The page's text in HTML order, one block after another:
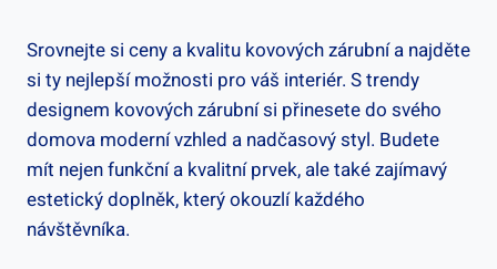
Srovnejte si ceny a kvalitu kovových zárubní a najděte
si ty nejlepší možnosti pro váš interiér. S trendy
designem kovových zárubní si přinesete do svého
domova moderní vzhled a nadčasový styl. Budete
mít nejen funkční a kvalitní prvek, ale také zajímavý
estetický doplněk, který okouzlí každého
návštěvníka.